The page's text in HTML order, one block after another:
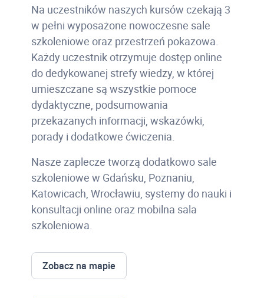
Na uczestników naszych kursów czekają 3
w pełni wyposażone nowoczesne sale
szkoleniowe oraz przestrzeń pokazowa.
Każdy uczestnik otrzymuje dostęp online
do dedykowanej strefy wiedzy, w której
umieszczane są wszystkie pomoce
dydaktyczne, podsumowania
przekazanych informacji, wskazówki,
porady i dodatkowe ćwiczenia.
Nasze zaplecze tworzą dodatkowo sale
szkoleniowe w Gdańsku, Poznaniu,
Katowicach, Wrocławiu, systemy do nauki i
konsultacji online oraz mobilna sala
szkoleniowa.
Zobacz na mapie